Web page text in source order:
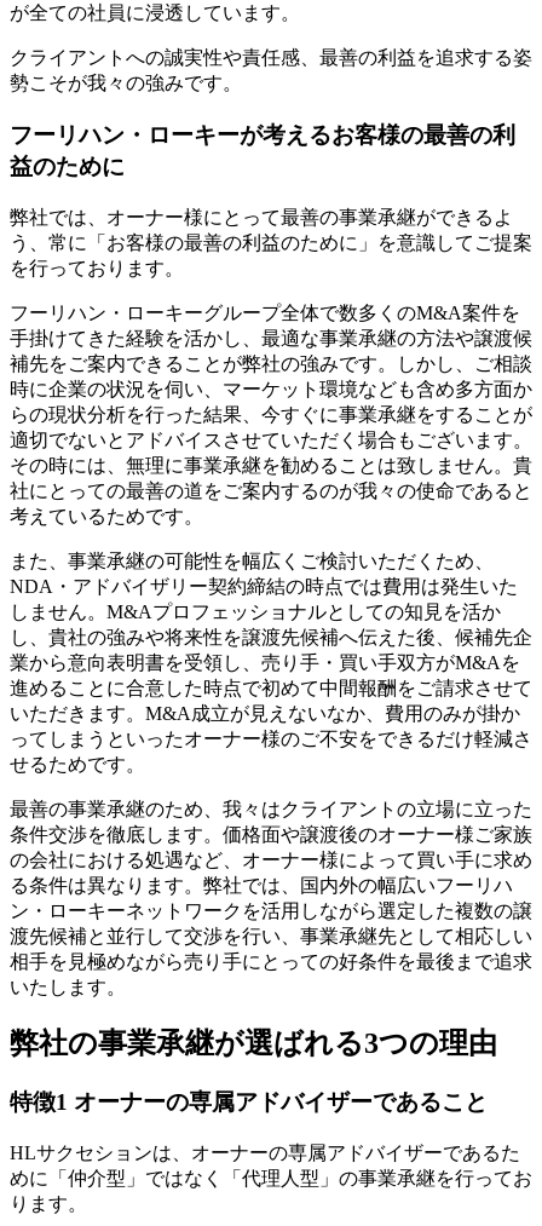
が全ての社員に浸透しています。
クライアントへの誠実性や責任感、最善の利益を追求する姿
勢こそが我々の強みです。
フーリハン・ローキーが考えるお客様の最善の利
益のために
弊社では、オーナー様にとって最善の事業承継ができるよ
う、常に「お客様の最善の利益のために」を意識してご提案
を行っております。
フーリハン・ローキーグループ全体で数多くのM&A案件を
手掛けてきた経験を活かし、最適な事業承継の方法や譲渡候
補先をご案内できることが弊社の強みです。しかし、ご相談
時に企業の状況を伺い、マーケット環境なども含め多方面か
らの現状分析を行った結果、今すぐに事業承継をすることが
適切でないとアドバイスさせていただく場合もございます。
その時には、無理に事業承継を勧めることは致しません。貴
社にとっての最善の道をご案内するのが我々の使命であると
考えているためです。
また、事業承継の可能性を幅広くご検討いただくため、
NDA・アドバイザリー契約締結の時点では費用は発生いた
しません。M&Aプロフェッショナルとしての知見を活か
し、貴社の強みや将来性を譲渡先候補へ伝えた後、候補先企
業から意向表明書を受領し、売り手・買い手双方がM&Aを
進めることに合意した時点で初めて中間報酬をご請求させて
いただきます。M&A成立が見えないなか、費用のみが掛か
ってしまうといったオーナー様のご不安をできるだけ軽減さ
せるためです。
最善の事業承継のため、我々はクライアントの立場に立った
条件交渉を徹底します。価格面や譲渡後のオーナー様ご家族
の会社における処遇など、オーナー様によって買い手に求め
る条件は異なります。弊社では、国内外の幅広いフーリハ
ン・ローキーネットワークを活用しながら選定した複数の譲
渡先候補と並行して交渉を行い、事業承継先として相応しい
相手を見極めながら売り手にとっての好条件を最後まで追求
いたします。
弊社の事業承継が選ばれる3つの理由
特徴1 オーナーの専属アドバイザーであること
HLサクセションは、オーナーの専属アドバイザーであるた
めに「仲介型」ではなく「代理人型」の事業承継を行ってお
ります。